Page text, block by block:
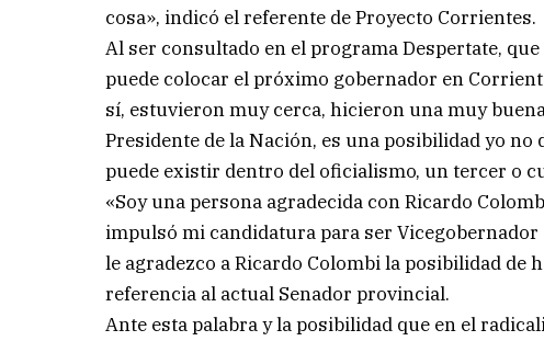
cosa», indicó el referente de Proyecto Corrientes.
Al ser consultado en el programa Despertate,
puede colocar el próximo gobernador en
sí, estuvieron muy cerca, hicieron una muy
Presidente de la Nación, es una posibilidad yo
puede existir dentro del oficialismo, un tercer o
«Soy una persona agradecida con Ricardo
impulsó mi candidatura para ser Vicegobernador
le agradezco a Ricardo Colombi la posibilidad de
referencia al actual Senador provincial.
Ante esta palabra y la posibilidad que en el